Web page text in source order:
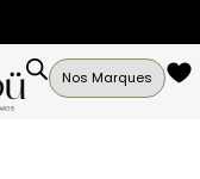
Nos Marques